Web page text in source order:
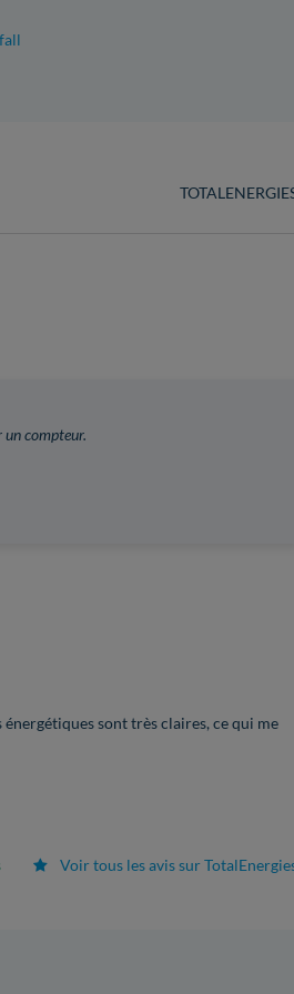
un compteur.
sont très claires, ce qui me
Voir tous les avis sur